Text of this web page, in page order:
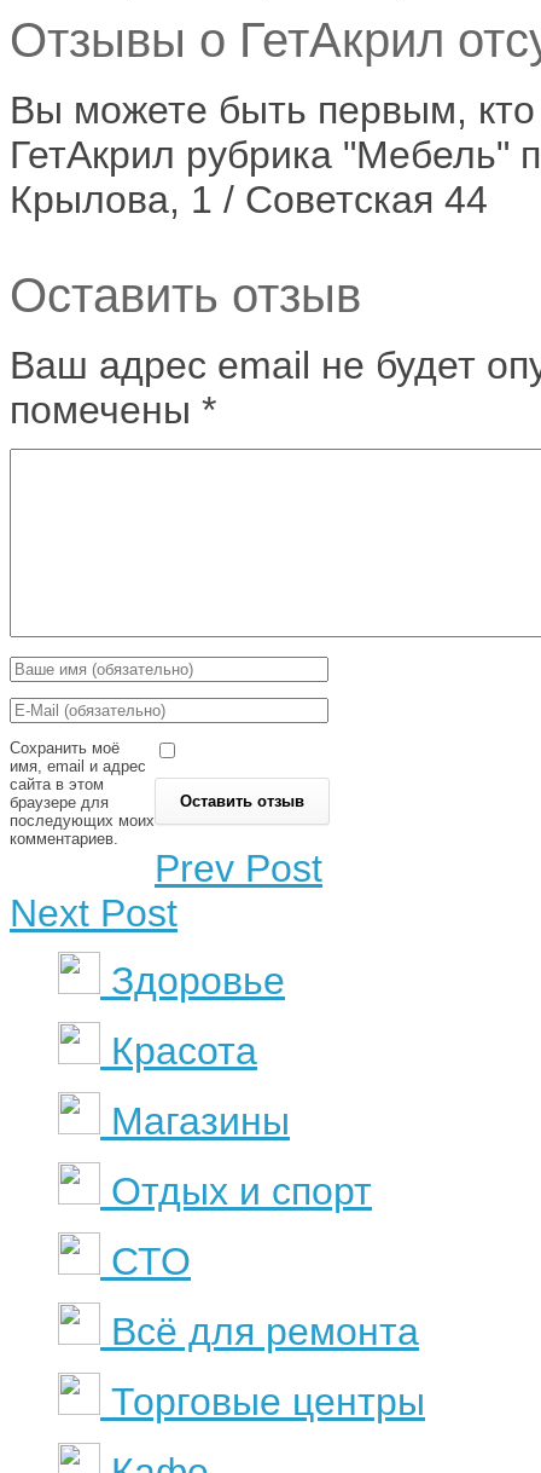
Отзывы о ГетАкрил
Вы можете быть первым,
ГетАкрил рубрика "Мебель"
Крылова, 1 / Советская 44
Оставить отзыв
Ваш адрес email не будет
помечены *
Сохранить моё
имя, email и адрес
сайта в этом
браузере для
последующих моих
комментариев.
Prev Post
Next Post
Здоровье
Красота
Магазины
Отдых и спорт
СТО
Всё для ремонта
Торговые центры